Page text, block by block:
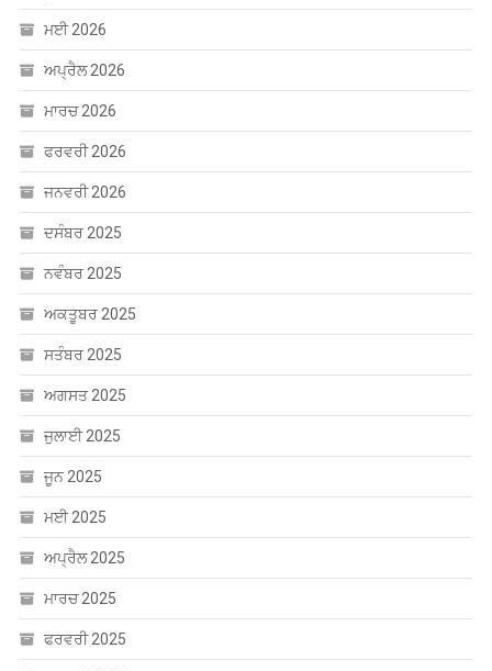
ਨਵੰਬਰ 2025
ਅਕਤੂਬਰ 2025
ਸਤੰਬਰ 2025
ਅਗਸਤ 2025
ਜੁਲਾਈ 2025
ਜੂਨ 2025
ਮਈ 2025
ਅਪ੍ਰੈਲ 2025
ਮਾਰਚ 2025
ਫਰਵਰੀ 2025
ਜਨਵਰੀ 2025
ਦਸੰਬਰ 2024
ਨਵੰਬਰ 2024
ਅਕਤੂਬਰ 2024
ਸਤੰਬਰ 2024
ਅਗਸਤ 2024